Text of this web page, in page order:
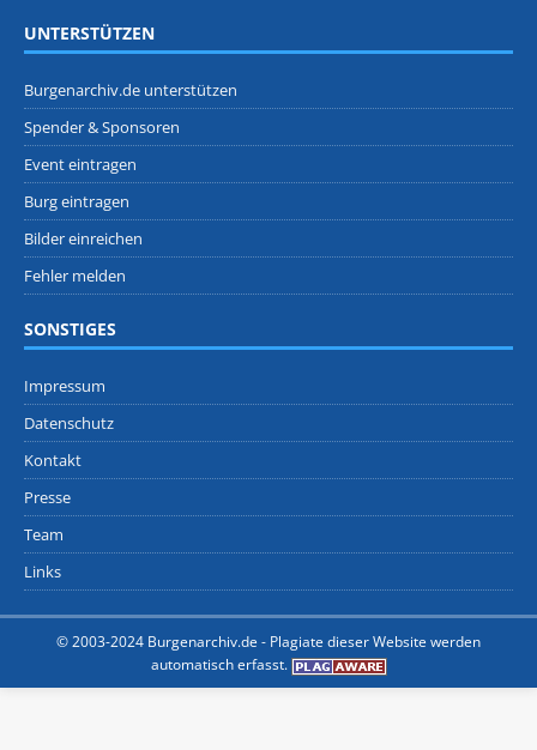
UNTERSTÜTZEN
Burgenarchiv.de unterstützen
Spender & Sponsoren
Event eintragen
Burg eintragen
Bilder einreichen
Fehler melden
SONSTIGES
Impressum
Datenschutz
Kontakt
Presse
Team
Links
© 2003-2024 Burgenarchiv.de - Plagiate dieser Website werden
automatisch erfasst.